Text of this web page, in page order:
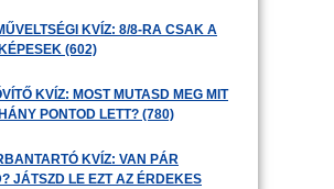
KVÍZ: 8/8-RA CSAK A
(602)
KVÍZ: MOST MUTASD MEG MIT
PONTOD LETT? (780)
KVÍZ: VAN PÁR
JÁTSZD LE EZT AZ ÉRDEKES